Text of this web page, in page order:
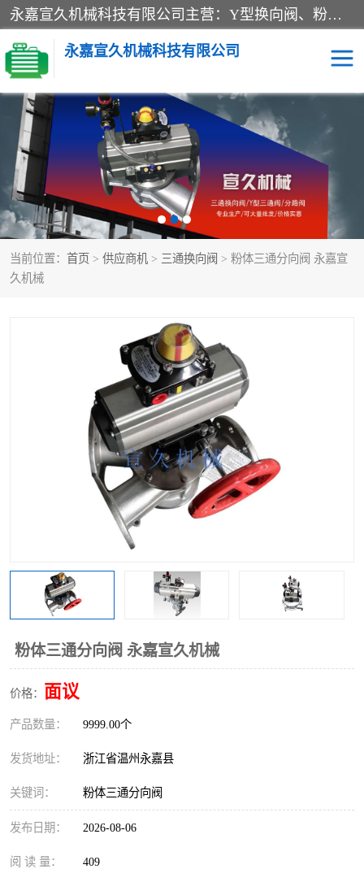
永嘉宣久机械科技有限公司主营：Y型换向阀、粉体换向阀、板式换向阀、三通换向阀、三通换向器、三通分路阀、管路换向阀等产品及服务。
永嘉宣久机械科技有限公司
当前位置： 首页 > 供应商机 > 三通换向阀 > 粉体三通分向阀 永嘉宣
久机械
粉体三通分向阀 永嘉宣久机械
价格： 面议
产品数量： 9999.00个
发货地址： 浙江省温州永嘉县
关键词： 粉体三通分向阀
发布日期： 2026-08-06
阅 读 量： 409
换向阀 Y型换向阀
板式换向阀 粉料换向阀
粉体换向阀 管道换向阀
管路换向阀 三通换向阀
粉体三通阀
不锈钢三通阀
翻板转向阀
粉体转向阀 Y型球阀
气动球阀
粉体分路阀
管道换向器